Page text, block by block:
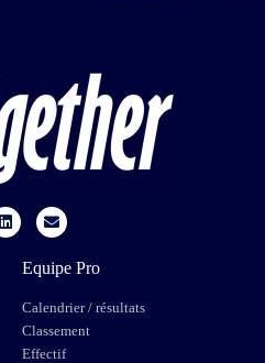
Equipe Pro
Calendrier / résultats
Classement
Effectif